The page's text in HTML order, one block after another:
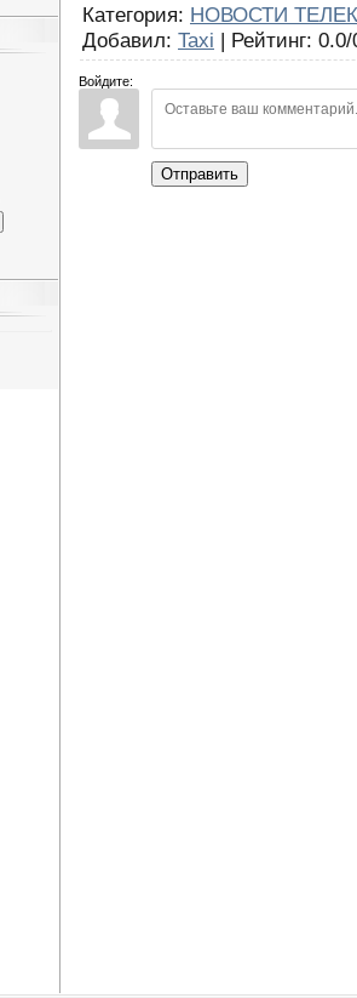
Категория: НОВОСТИ
Добавил: Taxi | Рейтинг: 0.0/
Войдите:
Отправить